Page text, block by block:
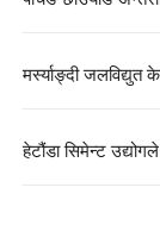
मर्स्याङ्दी जलविद्युत
हेटौंडा सिमेन्ट